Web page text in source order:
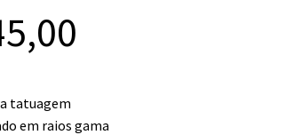
tatuagem
em raios gama